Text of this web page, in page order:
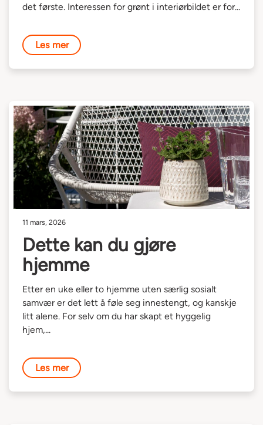
det første. Interessen for grønt i interiørbildet er for...
Les mer
11 mars, 2026
Dette kan du gjøre
hjemme
Etter en uke eller to hjemme uten særlig sosialt
samvær er det lett å føle seg innestengt, og kanskje
litt alene. For selv om du har skapt et hyggelig
hjem,...
Les mer